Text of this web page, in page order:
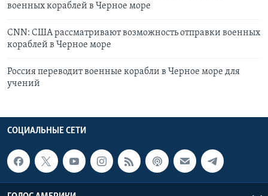
военных кораблей в Черное море
CNN: США рассматривают возможность отправки военных
кораблей в Черное море
Россия переводит военные корабли в Черное море для
учений
СОЦИАЛЬНЫЕ СЕТИ